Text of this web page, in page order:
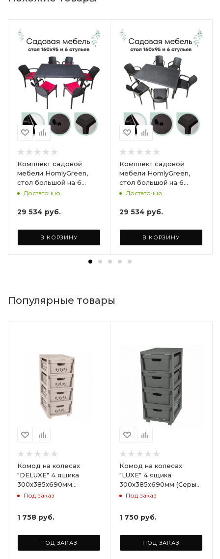
Комплект садовой
мебели HomlyGreen,
стол большой на 6
персон 153х79х70, 6
бордовыми подушками
Достаточно
29 534 руб.
В КОРЗИНУ
Комплект садовой
мебели HomlyGreen,
стол большой на 6
персон 153х79х70, 6
коричневыми
Достаточно
29 534 руб.
В КОРЗИНУ
Популярные товары
Комод на колесах
"DELUXE" 4 ящика
300х385х690мм
(Светло-бежевый)
Под заказ
1 758 руб.
ПОД ЗАКАЗ
Комод на колесах
"LUXE" 4 ящика
300х385х690мм (Серый)
ARD258086
Под заказ
1 750 руб.
ПОД ЗАКАЗ